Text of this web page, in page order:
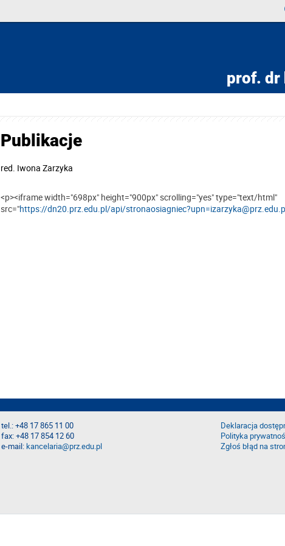
prof. dr
Publikacje
red. Iwona Zarzyka
<p><iframe width="698px" height="900px" scrolling="yes" type="text/html"
src="https://dn20.prz.edu.pl/api/
tel.: +48 17 865 11 00
fax: +48 17 854 12 60
e-mail:kancelaria@prz.edu.pl
Deklaracja
Polityka
Zgłoś błąd na